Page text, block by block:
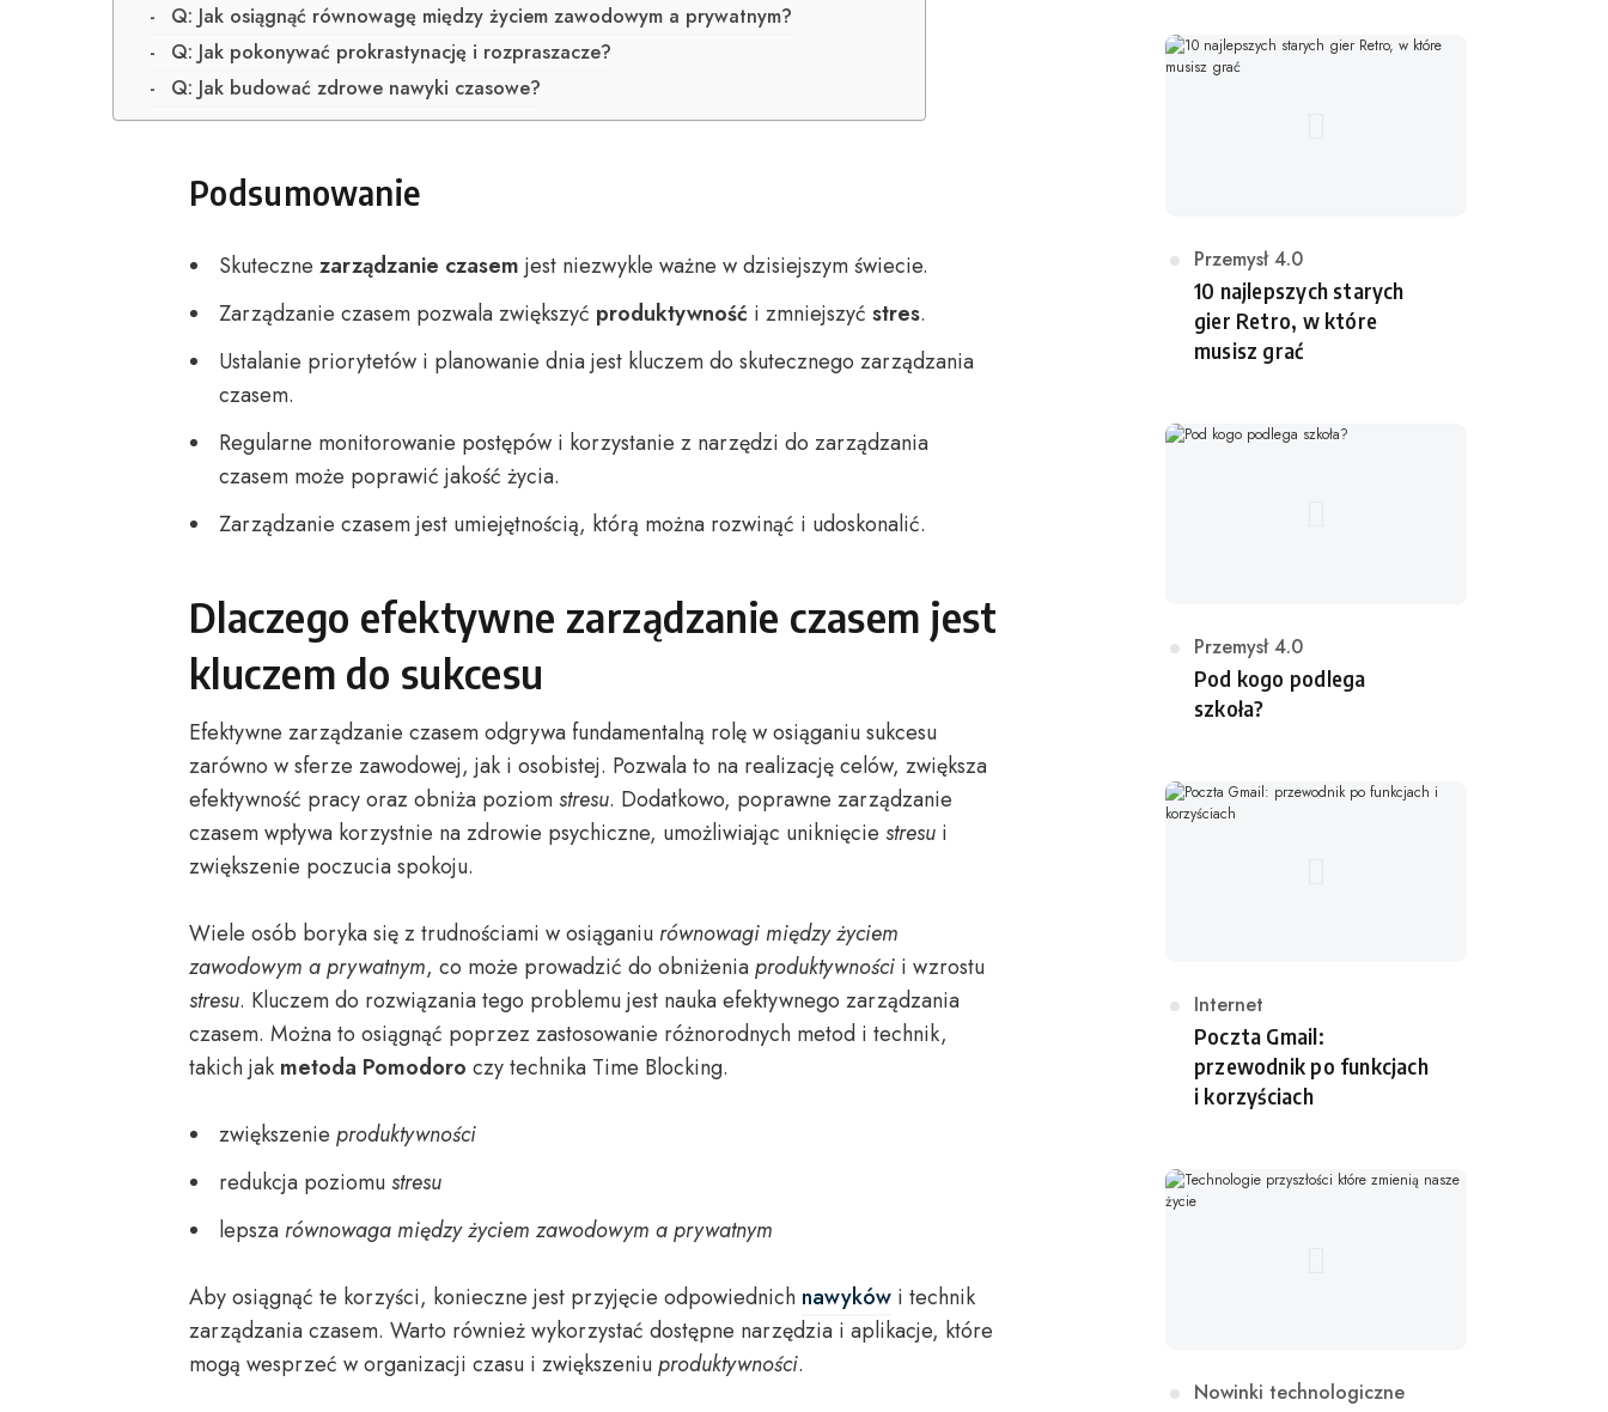
Q: Jak osiągnąć równowagę między życiem zawodowym a prywatnym?
Q: Jak pokonywać prokrastynację i rozpraszacze?
Q: Jak budować zdrowe nawyki czasowe?
Podsumowanie
Skuteczne zarządzanie czasem jest niezwykle ważne w dzisiejszym świecie.
Zarządzanie czasem pozwala zwiększyć produktywność i zmniejszyć stres.
Ustalanie priorytetów i planowanie dnia jest kluczem do skutecznego zarządzania
czasem.
Regularne monitorowanie postępów i korzystanie z narzędzi do zarządzania
czasem może poprawić jakość życia.
Zarządzanie czasem jest umiejętnością, którą można rozwinąć i udoskonalić.
Dlaczego efektywne zarządzanie czasem jest
kluczem do sukcesu
Efektywne zarządzanie czasem odgrywa fundamentalną rolę w osiąganiu sukcesu
zarówno w sferze zawodowej, jak i osobistej. Pozwala to na realizację celów, zwiększa
efektywność pracy oraz obniża poziomstresu. Dodatkowo, poprawne zarządzanie
czasem wpływa korzystnie na zdrowie psychiczne, umożliwiając uniknięcie stresu i
zwiększenie poczucia spokoju.
Wiele osób boryka się z trudnościami w osiąganiurównowagi między życiem
zawodowym a prywatnym, co może prowadzić do obniżeniaproduktywności i wzrostu
stresu. Kluczem do rozwiązania tego problemu jest nauka efektywnego zarządzania
czasem. Można to osiągnąć poprzez zastosowanie różnorodnych metod i technik,
takich jak metoda Pomodoro czy technika Time Blocking.
zwiększenie produktywności
redukcja poziomustresu
lepszarównowaga między życiem zawodowym a prywatnym
Aby osiągnąć te korzyści, konieczne jest przyjęcie odpowiednich nawyków i technik
zarządzania czasem. Warto również wykorzystać dostępne narzędzia i aplikacje, które
mogą wesprzeć w organizacji czasu i zwiększeniuproduktywności.
r
i
K
a
t
e
r
Przemysł 4.0
10 najlepszych starych
gier Retro, w które
musisz grać
K
a
t
o
r
Przemysł 4.0
Pod kogo podlega
szkoła?
K
a
t
e
r
i
Internet
Poczta Gmail:
przewodnik po funkcjach
i korzyściach
K
Nowinki technologiczne